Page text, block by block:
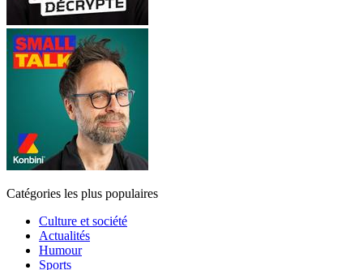
Catégories les plus populaires
Culture et société
Actualités
Humour
Sports